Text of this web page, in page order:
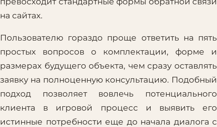
на сайтах.
Пользователю гораздо проще ответить на пять
простых вопросов о комплектации, форме и
размерах будущего объекта, чем сразу оставлять
заявку на полноценную консультацию. Подобный
подход позволяет вовлечь потенциального
клиента в игровой процесс и выявить его
истинные потребности еще до начала диалога с